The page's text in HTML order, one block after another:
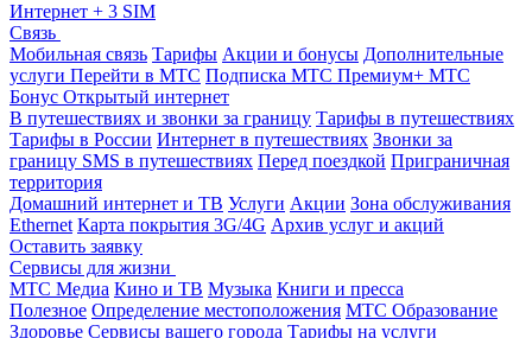
Интернет + 3 SIM
Связь
Мобильная связь Тарифы Акции и бонусы Дополнительные
услуги Перейти в МТС Подписка МТС Премиум+ МТС
Бонус Открытый интернет
В путешествиях и звонки за границу Тарифы в путешествиях
Тарифы в России Интернет в путешествиях Звонки за
границу SMS в путешествиях Перед поездкой Приграничная
территория
Домашний интернет и ТВ Услуги Акции Зона обслуживания
Ethernet Карта покрытия 3G/4G Архив услуг и акций
Оставить заявку
Сервисы для жизни
МТС Медиа Кино и ТВ Музыка Книги и пресса
Полезное Определение местоположения МТС Образование
Здоровье Сервисы вашего города Тарифы на услуги